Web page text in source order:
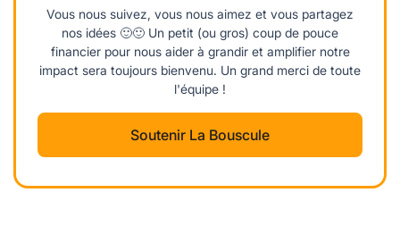
Vous nous suivez, vous nous aimez et vous partagez
nos idées 🙂🙂 Un petit (ou gros) coup de pouce
financier pour nous aider à grandir et amplifier notre
impact sera toujours bienvenu. Un grand merci de toute
l'équipe !
Soutenir La Bouscule